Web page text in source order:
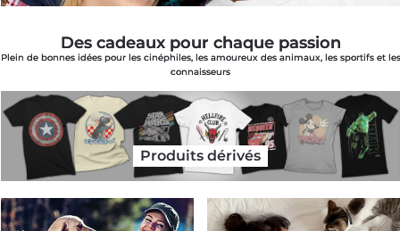
Des cadeaux pour chaque passion
Plein de bonnes idées pour les cinéphiles, les amoureux des animaux, les sportifs et les
connaisseurs
Produits dérivés